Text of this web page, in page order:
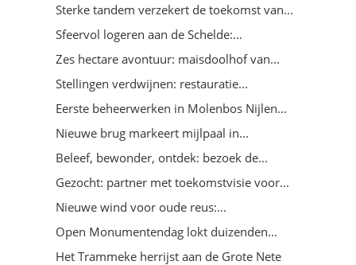
Sterke tandem verzekert de toekomst van...
Sfeervol logeren aan de Schelde:...
Zes hectare avontuur: maisdoolhof van...
Stellingen verdwijnen: restauratie...
Eerste beheerwerken in Molenbos Nijlen...
Nieuwe brug markeert mijlpaal in...
Beleef, bewonder, ontdek: bezoek de...
Gezocht: partner met toekomstvisie voor...
Nieuwe wind voor oude reus:...
Open Monumentendag lokt duizenden...
Het Trammeke herrijst aan de Grote Nete